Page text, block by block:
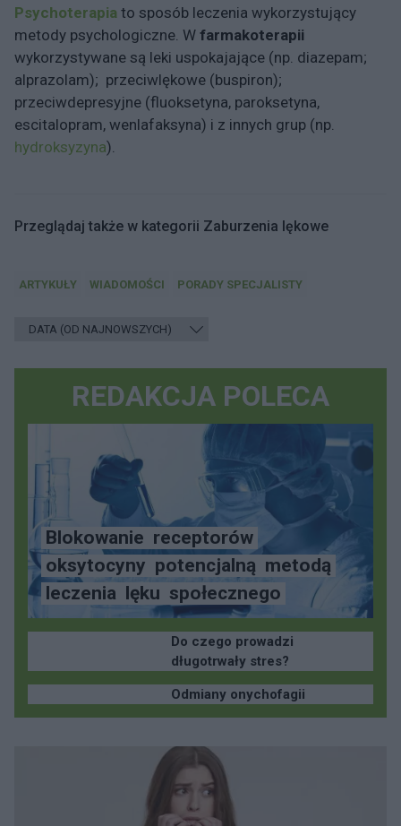
Psychoterapia to sposób leczenia wykorzystujący
metody psychologiczne. W farmakoterapii
wykorzystywane są leki uspokajające (np. diazepam;
alprazolam); przeciwlękowe (buspiron);
przeciwdepresyjne (fluoksetyna, paroksetyna,
escitalopram, wenlafaksyna) i z innych grup (np.
hydroksyzyna).
Przeglądaj także w kategorii Zaburzenia lękowe
ARTYKUŁY WIADOMOŚCI PORADY SPECJALISTY
REDAKCJA POLECA
Blokowanie receptorów
oksytocyny potencjalną metodą
leczenia lęku społecznego
Do czego prowadzi
długotrwały stres?
Odmiany onychofagii